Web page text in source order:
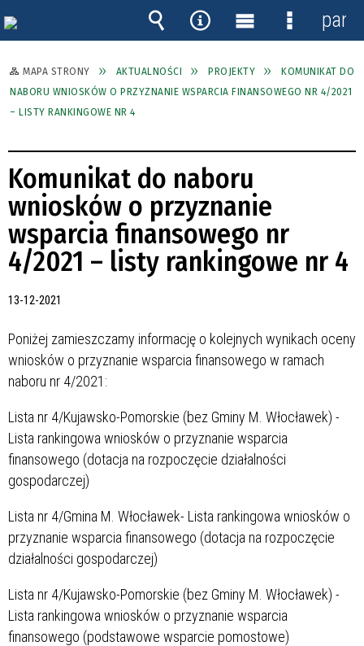
MAPA STRONY AKTUALNOŚCI PROJEKTY
KOMUNIKAT DO
NABORU WNIOSKÓW O PRZYZNANIE WSPARCIA FINANSOWEGO NR 4/2021
– LISTY RANKINGOWE NR 4
Komunikat do naboru
wniosków o przyznanie
wsparcia finansowego nr
4/2021 – listy rankingowe nr 4
13-12-2021
Poniżej zamieszczamy informację o kolejnych wynikach oceny
wniosków o przyznanie wsparcia finansowego w ramach
naboru nr 4/2021:
Lista nr 4/Kujawsko-Pomorskie (bez Gminy M. Włocławek) -
Lista rankingowa wniosków o przyznanie wsparcia
finansowego (dotacja na rozpoczęcie działalności
gospodarczej)
Lista nr 4/Gmina M. Włocławek- Lista rankingowa wniosków o
przyznanie wsparcia finansowego (dotacja na rozpoczęcie
działalności gospodarczej)
Lista nr 4/Kujawsko-Pomorskie (bez Gminy M. Włocławek) -
Lista rankingowa wniosków o przyznanie wsparcia
finansowego (podstawowe wsparcie pomostowe)
Wyszukiwarka
Narzędzia
Menu
główne
Menu
panel